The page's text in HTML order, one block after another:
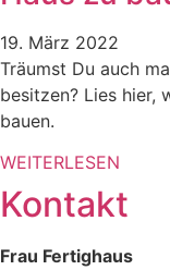
19. März 2022
Träumst Du auch
besitzen? Lies hier,
bauen.
WEITERLESEN
Kontakt
Frau Fertighaus